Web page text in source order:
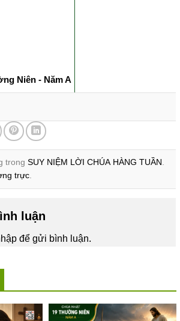
Niên - Năm A
trong SUY NIỆM LỜI CHÚA HÀNG TUẦN.
trực.
luận
để gửi bình luận.